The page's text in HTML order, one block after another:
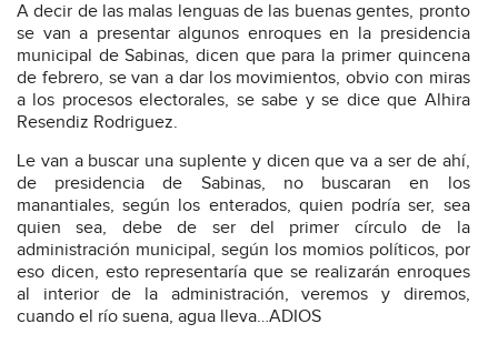
A decir de las malas lenguas de las buenas gentes, pronto
se van a presentar algunos enroques en la presidencia
municipal de Sabinas, dicen que para la primer quincena
de febrero, se van a dar los movimientos, obvio con miras
a los procesos electorales, se sabe y se dice que Alhira
Resendiz Rodriguez.
Le van a buscar una suplente y dicen que va a ser de ahí,
de presidencia de Sabinas, no buscaran en los
manantiales, según los enterados, quien podría ser, sea
quien sea, debe de ser del primer círculo de la
administración municipal, según los momios políticos, por
eso dicen, esto representaría que se realizarán enroques
al interior de la administración, veremos y diremos,
cuando el río suena, agua lleva…ADIOS